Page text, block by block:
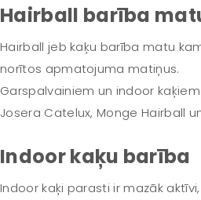
Hairball barība
Hairball jeb kaķu barība matu
norītos apmatojuma matiņus.
Garspalvainiem un indoor
Josera Catelux, Monge Hairball
Indoor kaķu barība
Indoor kaķi parasti ir mazāk